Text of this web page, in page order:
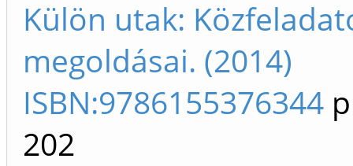
Külön utak:
megoldásai. (2014)
ISBN:9786155376344
202